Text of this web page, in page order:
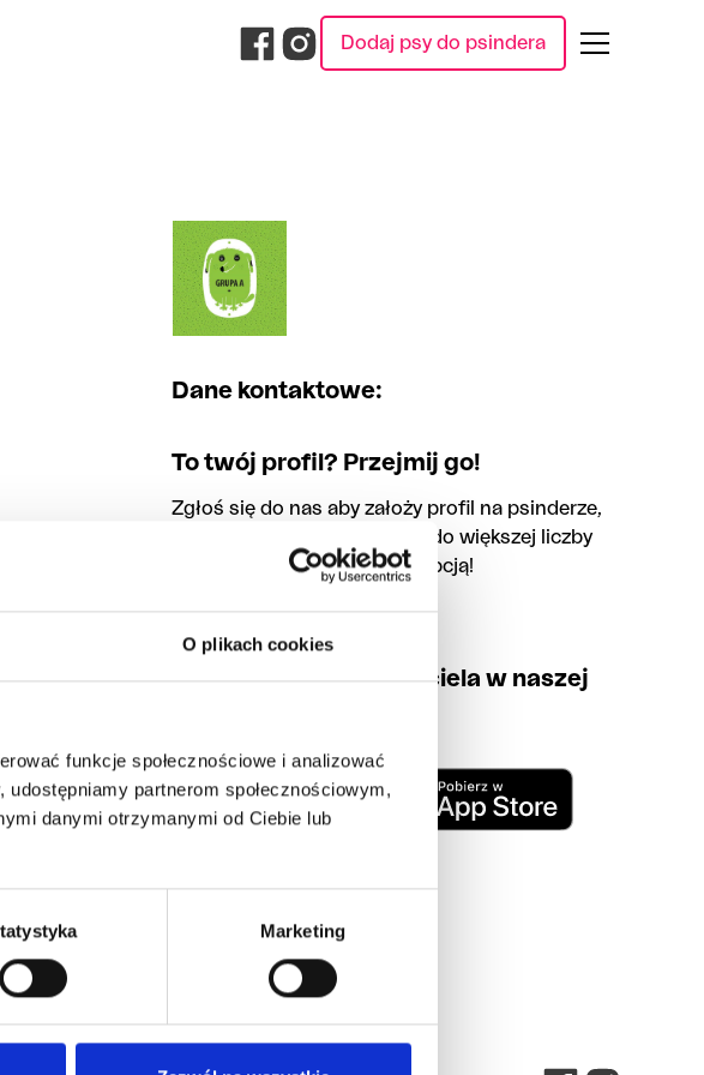
O plikach cookies
funkcje społecznościowe i analizować
partnerom społecznościowym,
danymi otrzymanymi od Ciebie lub
Marketing
Dodaj psy do psindera
Dane kontaktowe:
To twój profil? Przejmij go!
Zgłoś się do nas aby założy profil na psinderze,
uzupełni swój profil i dotrze do większej liczby
osób zainteresowanych adopcją!
Text Link
Znajdź swojego psyjaciela w naszej